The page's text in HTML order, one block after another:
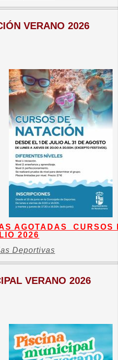
VERANO 2026
AGOTADAS
2026
Deportivas
VERANO 2026